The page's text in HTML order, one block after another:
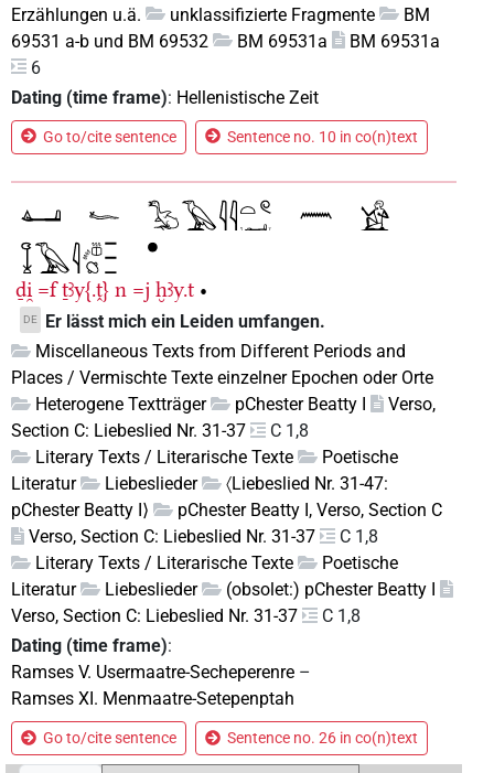
Erzählungen u.ä.
unklassifizierte Fragmente
BM
69531 a-b und BM 69532
BM 69531a
BM 69531a
6
Dating (time frame): Hellenistische Zeit
Go to/cite sentence Sentence no. 10 in co(n)text
ḏi̯ =f ṯꜣy{.ṱ} n =j ḫꜣy.t •
DE
Er lässt mich ein Leiden umfangen.
Miscellaneous Texts from Different Periods and
Places / Vermischte Texte einzelner Epochen oder Orte
Heterogene Textträger
pChester Beatty I
Verso,
Section C: Liebeslied Nr. 31-37
C 1,8
Literary Texts / Literarische Texte
Poetische
Literatur
Liebeslieder
〈Liebeslied Nr. 31-47:
pChester Beatty I⟩
pChester Beatty I, Verso, Section C
Verso, Section C: Liebeslied Nr. 31-37
C 1,8
Literary Texts / Literarische Texte
Poetische
Literatur
Liebeslieder
(obsolet:) pChester Beatty I
Verso, Section C: Liebeslied Nr. 31-37
C 1,8
Dating (time frame):
Ramses V. Usermaatre-Secheperenre –
Ramses XI. Menmaatre-Setepenptah
Go to/cite sentence Sentence no. 26 in co(n)text